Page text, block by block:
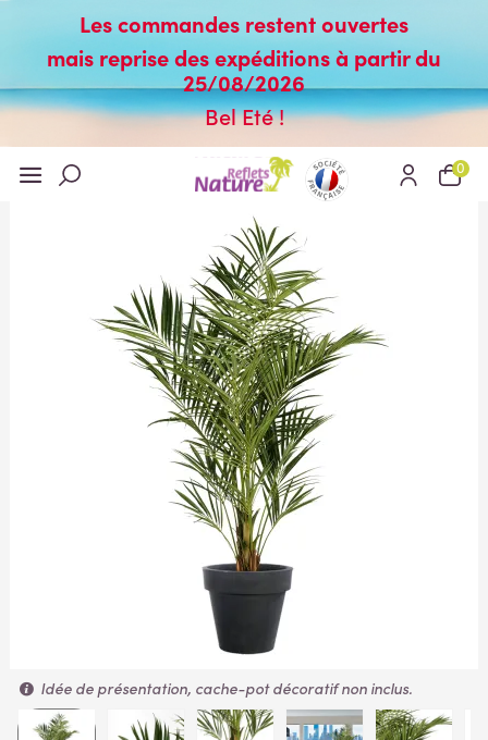
Les commandes restent ouvertes
mais reprise des expéditions à partir du
25/08/2026
Bel Eté !
0
Idée de présentation, cache-pot décoratif non inclus.